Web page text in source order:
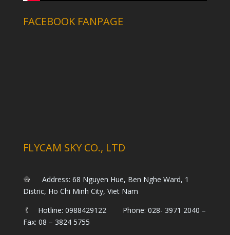
FACEBOOK FANPAGE
FLYCAM SKY CO., LTD
Address: 68 Nguyen Hue, Ben Nghe Ward, 1
Distric, Ho Chi Minh City, Viet Nam
Hotline: 0988429122 Phone: 028- 3971 2040 –
Fax: 08 – 3824 5755